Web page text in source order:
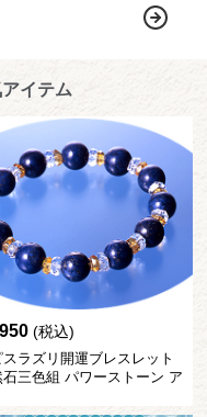
イテム
(税込)
スラズリ開運ブレスレット
石三色組 パワーストーン ア